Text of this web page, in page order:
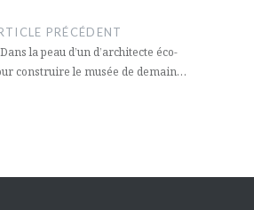
PRÉCÉDENT
la peau d’un d’architecte éco-
construire le musée de demain…